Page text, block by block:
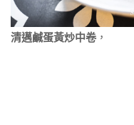
清邁鹹蛋黃炒中卷，